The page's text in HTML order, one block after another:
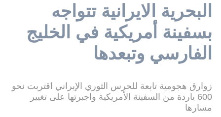
البحرية الايرانية تتواجه
بسفينة أمريكية في الخليج
الفارسي وتبعدها
زوارق هجومية تابعة للحرس الثوري الإيراني اقتربت نحو
600 ياردة من السفينة الأمريكية واجبرتها على تغيير
مسارها